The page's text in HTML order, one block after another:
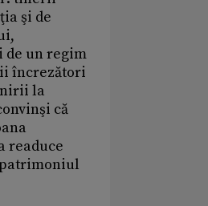
şi de
un regim
încrezători
la
că
readuce